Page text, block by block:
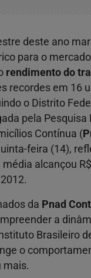
deste ano
para o
rendimento do
recordes em 16
o Distrito
pela Pesquisa
Contínua (
feira (14),
alcançou
da Pnad
a
Brasileiro
o
mais.